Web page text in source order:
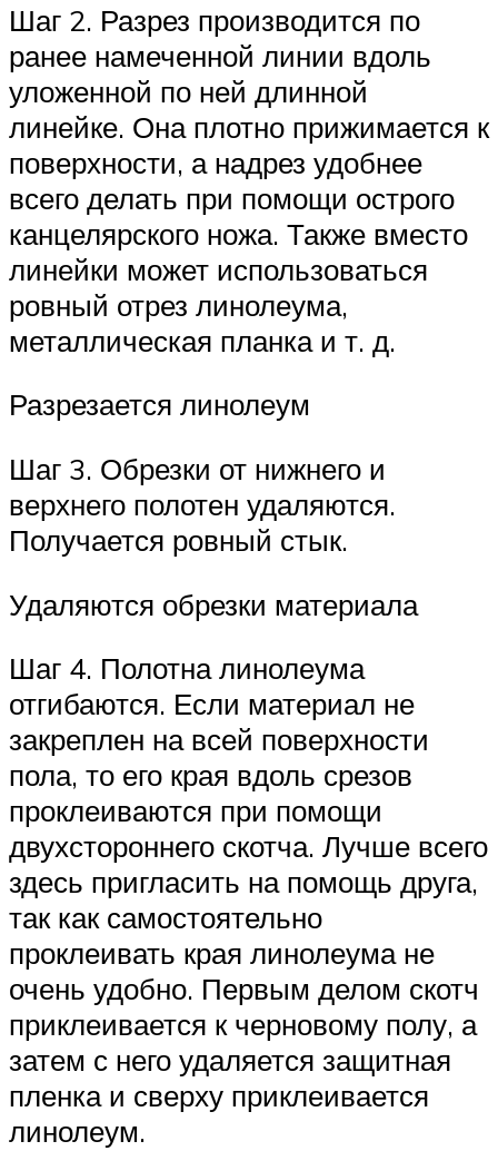
Шаг 2. Разрез производится по
ранее намеченной линии вдоль
уложенной по ней длинной
линейке. Она плотно прижимается к
поверхности, а надрез удобнее
всего делать при помощи острого
канцелярского ножа. Также вместо
линейки может использоваться
ровный отрез линолеума,
металлическая планка и т. д.
Разрезается линолеум
Шаг 3. Обрезки от нижнего и
верхнего полотен удаляются.
Получается ровный стык.
Удаляются обрезки материала
Шаг 4. Полотна линолеума
отгибаются. Если материал не
закреплен на всей поверхности
пола, то его края вдоль срезов
проклеиваются при помощи
двухстороннего скотча. Лучше всего
здесь пригласить на помощь друга,
так как самостоятельно
проклеивать края линолеума не
очень удобно. Первым делом скотч
приклеивается к черновому полу, а
затем с него удаляется защитная
пленка и сверху приклеивается
линолеум.